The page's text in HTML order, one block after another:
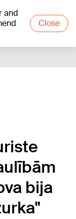
and
Close
bija